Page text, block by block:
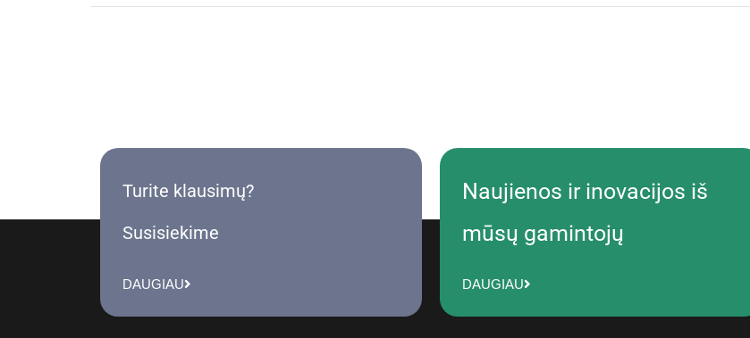
Turite klausimų?
Susisiekime
DAUGIAU
Naujienos ir inovacijos iš
mūsų gamintojų
DAUGIAU